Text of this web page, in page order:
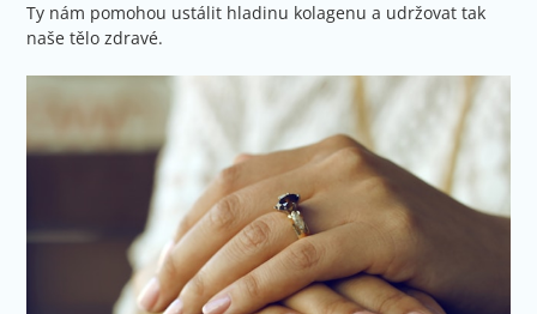
Ty nám pomohou ustálit hladinu kolagenu a udržovat tak
naše tělo zdravé.